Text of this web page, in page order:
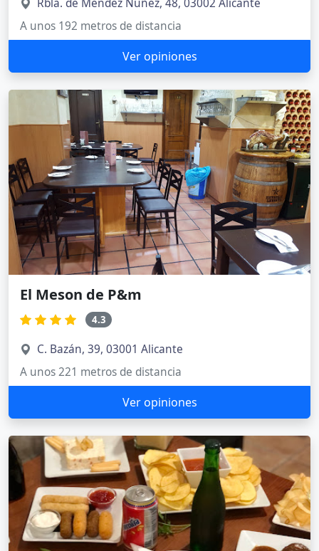
A unos 192 metros de distancia
Ver opiniones
El Meson de P&m
4.3
C. Bazán, 39, 03001 Alicante
A unos 221 metros de distancia
Ver opiniones